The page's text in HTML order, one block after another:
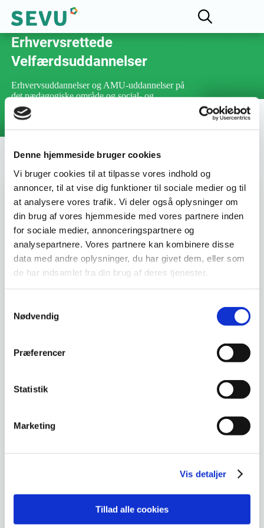
Denne hjemmeside bruger cookies
Vi bruger cookies til at tilpasse vores indhold og
annoncer, til at vise dig funktioner til sociale medier og til
at analysere vores trafik. Vi deler også oplysninger om
din brug af vores hjemmeside med vores partnere inden
for sociale medier, annonceringspartnere og
analysepartnere. Vores partnere kan kombinere disse
data med andre oplysninger, du har givet dem, eller som
de har indsamlet fra din brug af deres tjenester.
Nødvendig
Præferencer
Statistik
Marketing
Vis detaljer
Tillad alle cookies
Fællesudvalget for
Erhvervsrettede
Velfærdsuddannelser
Erhvervsuddannelser og AMU-uddannelser på
det pædagogiske område og social- og
sundhedsområdet
Varighed :3 dage
Uddannelsesnummer :45536
DKLL nummer : 2
Faglig skrivning
Deltageren styrker og videreudvikler sine
færdigheder i at fastholde faglige informationer
og skrive korte tekster med henblik på løsning af
faglige opgaver i branchen eller i forbindelse
Deltageren kender til forskellige teknikker til at
den teknik, der er relevant i forhold til formålet.
at bygge en tekst op på, kan vælge den
opbygning, der passer til formålet med den
skriftlige formidling, og kan fremstille korte
tekster.